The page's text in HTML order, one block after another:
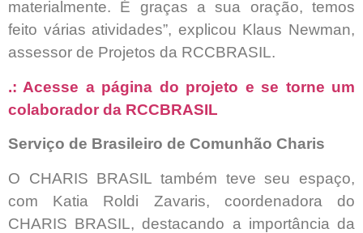
materialmente. É graças a sua oração, temos
feito várias atividades”, explicou Klaus Newman,
assessor de Projetos da RCCBRASIL.
.: Acesse a página do projeto e se torne um
colaborador da RCCBRASIL
Serviço de Brasileiro de Comunhão Charis
O CHARIS BRASIL também teve seu espaço,
com Katia Roldi Zavaris, coordenadora do
CHARIS BRASIL, destacando a importância da